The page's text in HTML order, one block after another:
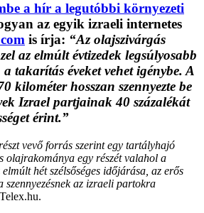
a hír a legutóbbi környezeti
az egyik izraeli internetes
is írja: “Az olajszivárgás
az elmúlt évtizedek legsúlyosabb
a takarítás éveket vehet igénybe. A
kilométer hosszan szennyezte be
Izrael partjainak 40 százalékát
érint.”
vevő forrás szerint egy tartályhajó
olajrakománya egy részét valahol a
hét szélsőséges időjárása, az erős
szennyezésnek az izraeli partokra